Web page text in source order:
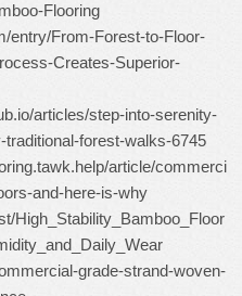
Flooring
entry/From-Forest-to-Floor-
Creates-Superior-
articles/step-into-serenity-
forest-walks-6745
article/commerci
and-here-is-why
High_Stability_Bamboo_Floor
grade-strand-woven-